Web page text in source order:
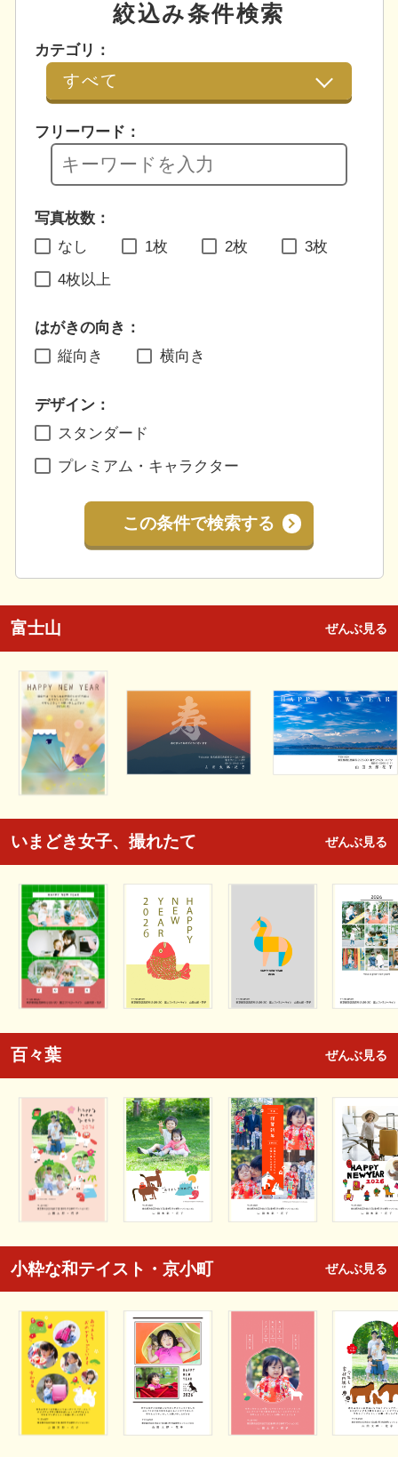
絞込み条件検索
カテゴリ：
フリーワード：
写真枚数：
なし
1枚 2枚 3枚
4枚以上
はがきの向き：
縦向き
横向き
デザイン：
スタンダード
プレミアム・キャラクター
この条件で検索する
富士山 ぜんぶ見る
いまどき女子、撮れたて ぜんぶ見る
百々葉 ぜんぶ見る
小粋な和テイスト・京小町 ぜんぶ見る